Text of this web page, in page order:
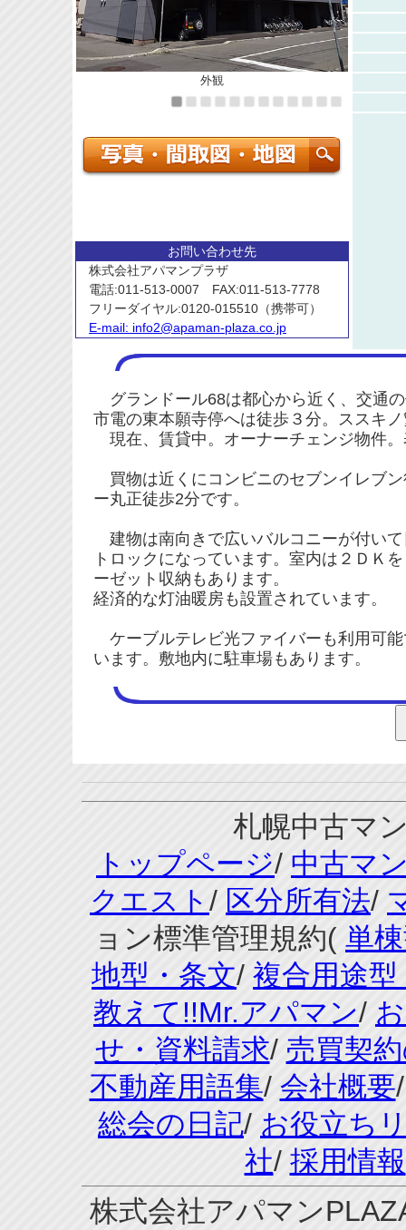
外観
お問い合わせ先
株式会社アパマンプラザ
電話:011-513-0007 FAX:011-513-7778
フリーダイヤル:0120-015510（携帯可）
E-mail: info2@apaman-plaza.co.jp
グランドール68は都心から近く、交通
市電の東本願寺停へは徒歩３分。ススキ
現在、賃貸中。オーナーチェンジ物件
買物は近くにコンビニのセブンイレブ
ー丸正徒歩2分です。
建物は南向きで広いバルコニーが付い
トロックになっています。室内は２ＤＫ
ーゼット収納もあります。
経済的な灯油暖房も設置されています。
ケーブルテレビ光ファイバーも利用可
います。敷地内に駐車場もあります。
札幌中古マ
トップページ/ 中古マ
クエスト / 区分所有法/
ョン標準管理規約( 単
地型・条文/ 複合用途型
教えて!!Mr.アパマン/
せ・資料請求/ 売買契
不動産用語集/ 会社概要
総会の日記/ お役立ち
社/ 採用情報
株式会社アパマン